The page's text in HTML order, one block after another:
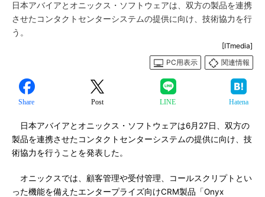
日本アバイアとオニックス・ソフトウェアは、双方の製品を連携
させたコンタクトセンターシステムの提供に向け、技術協力を行
う。
[ITmedia]
PC用表示
関連情報
Share Post LINE Hatena
日本アバイアとオニックス・ソフトウェアは6月27日、双方の
製品を連携させたコンタクトセンターシステムの提供に向け、技
術協力を行うことを発表した。
オニックスでは、顧客管理や受付管理、コールスクリプトとい
った機能を備えたエンタープライズ向けCRM製品「Onyx